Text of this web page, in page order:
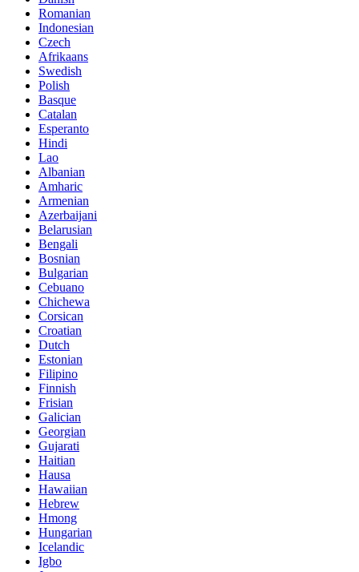
Romanian
Indonesian
Czech
Afrikaans
Swedish
Polish
Basque
Catalan
Esperanto
Hindi
Lao
Albanian
Amharic
Armenian
Azerbaijani
Belarusian
Bengali
Bosnian
Bulgarian
Cebuano
Chichewa
Corsican
Croatian
Dutch
Estonian
Filipino
Finnish
Frisian
Galician
Georgian
Gujarati
Haitian
Hausa
Hawaiian
Hebrew
Hmong
Hungarian
Icelandic
Igbo